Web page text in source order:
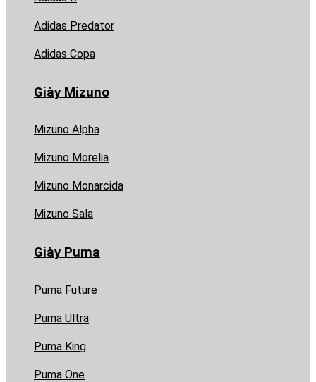
Adidas Predator
Adidas Copa
Giày Mizuno
Mizuno Alpha
Mizuno Morelia
Mizuno Monarcida
Mizuno Sala
Giày Puma
Puma Future
Puma Ultra
Puma King
Puma One